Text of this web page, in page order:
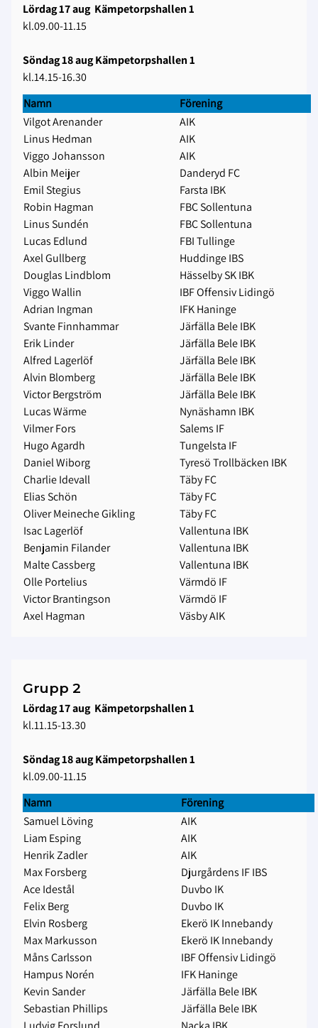
Lördag 17 aug Kämpetorpshallen 1
kl.09.00-11.15
Söndag 18 aug Kämpetorpshallen 1
kl.14.15-16.30
Namn
Förening
Vilgot Arenander
Linus Hedman
Viggo Johansson
Albin Meijer
Emil Stegius
Robin Hagman
Linus Sundén
Lucas Edlund
Axel Gullberg
Douglas Lindblom
Viggo Wallin
Adrian Ingman
Svante Finnhammar
Erik Linder
Alfred Lagerlöf
Alvin Blomberg
Victor Bergström
Lucas Wärme
Vilmer Fors
Hugo Agardh
Daniel Wiborg
Charlie Idevall
Elias Schön
Oliver Meineche Gikling
Isac Lagerlöf
Benjamin Filander
Malte Cassberg
Olle Portelius
Victor Brantingson
Axel Hagman
AIK
AIK
AIK
Danderyd FC
Farsta IBK
FBC Sollentuna
FBC Sollentuna
FBI Tullinge
Huddinge IBS
Hässelby SK IBK
IBF Offensiv Lidingö
IFK Haninge
Järfälla Bele IBK
Järfälla Bele IBK
Järfälla Bele IBK
Järfälla Bele IBK
Järfälla Bele IBK
Nynäshamn IBK
Salems IF
Tungelsta IF
Tyresö Trollbäcken IBK
Täby FC
Täby FC
Täby FC
Vallentuna IBK
Vallentuna IBK
Vallentuna IBK
Värmdö IF
Värmdö IF
Väsby AIK
Grupp 2
Lördag 17 aug Kämpetorpshallen 1
kl.11.15-13.30
Söndag 18 aug Kämpetorpshallen 1
kl.09.00-11.15
Namn
Förening
Samuel Löving
Liam Esping
Henrik Zadler
Max Forsberg
Ace Idestål
Felix Berg
Elvin Rosberg
Max Markusson
Måns Carlsson
Hampus Norén
Kevin Sander
Sebastian Phillips
AIK
AIK
AIK
Djurgårdens IF IBS
Duvbo IK
Duvbo IK
Ekerö IK Innebandy
Ekerö IK Innebandy
IBF Offensiv Lidingö
IFK Haninge
Järfälla Bele IBK
Järfälla Bele IBK